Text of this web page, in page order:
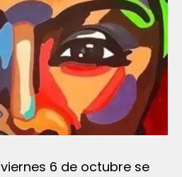
6 de octubre se